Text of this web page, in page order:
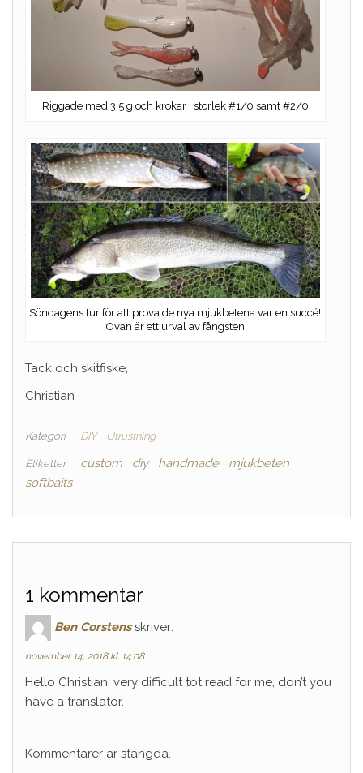
Riggade med 3.5 g och krokar i storlek #1/0 samt #2/0
Söndagens tur för att prova de nya mjukbetena var en succé!
Ovan är ett urval av fångsten
Tack och skitfiske,
Christian
Kategori DIY Utrustning
Etiketter custom diy handmade
mjukbeten
softbaits
1 kommentar
Ben Corstens skriver:
november 14, 2018 kl. 14:08
Hello Christian, very difficult tot read for me, don’t you
have a translator.
Kommentarer är stängda.